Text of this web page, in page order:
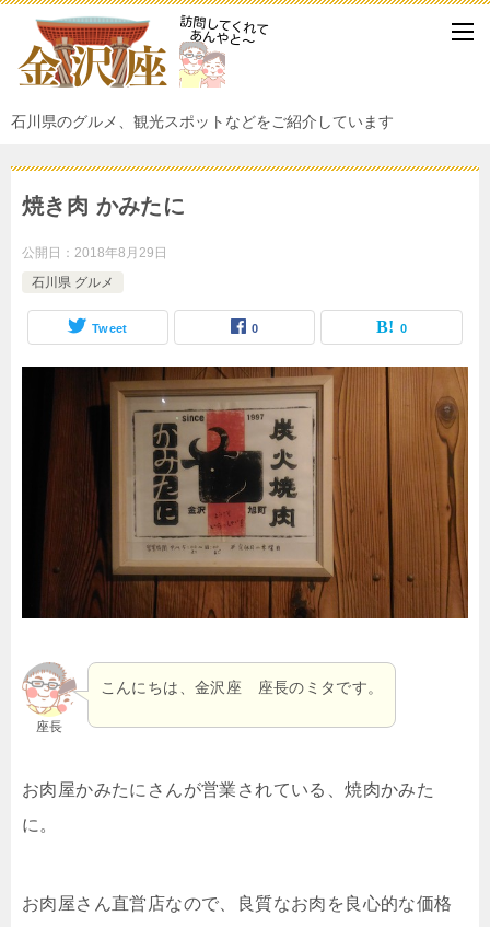
石川県のグルメ、観光スポットなどをご紹介しています
焼き肉 かみたに
公開日： 2018年8月29日
石川県 グルメ
Tweet 0 0
座長
こんにちは、金沢座 座長のミタです。
お肉屋かみたにさんが営業されている、焼肉かみた
に。
お肉屋さん直営店なので、良質なお肉を良心的な価格